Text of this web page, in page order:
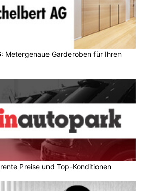
Metergenaue Garderoben für Ihren
Preise und Top-Konditionen